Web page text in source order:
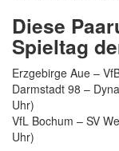
Diese
Spieltag
Erzgebirge Aue –
Darmstadt 98 –
Uhr)
VfL Bochum – SV
Uhr)